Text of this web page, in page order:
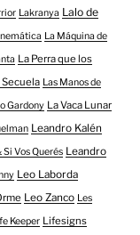
Lakranya Lalo de
La Máquina de
La Perra que los
Secuela Las Manos de
Gardony La Vaca Lunar
Leandro Kalén
Si Vos Querés Leandro
Leo Laborda
Leo Zanco Les
Keeper Lifesigns